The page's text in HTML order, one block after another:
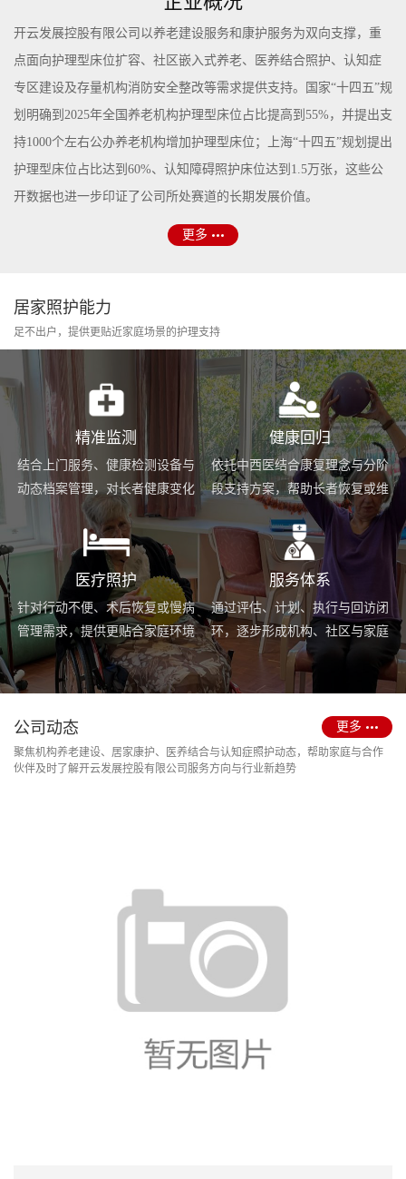
开云发展控股有限公司以养老建设服务和康护服务为双向支撑，重
点面向护理型床位扩容、社区嵌入式养老、医养结合照护、认知症
专区建设及存量机构消防安全整改等需求提供支持。国家“十四五”规
划明确到2025年全国养老机构护理型床位占比提高到55%，并提出支
持1000个左右公办养老机构增加护理型床位；上海“十四五”规划提出
护理型床位占比达到60%、认知障碍照护床位达到1.5万张，这些公
开数据也进一步印证了公司所处赛道的长期发展价值。
更多
居家照护能力
足不出户，提供更贴近家庭场景的护理支持
精准监测
结合上门服务、健康检测设备与
动态档案管理，对长者健康变化
进行持续跟踪与基础预警。
健康回归
依托中西医结合康复理念与分阶
段支持方案，帮助长者恢复或维
持身体功能，提升生活便利度。
医疗照护
针对行动不便、术后恢复或慢病
管理需求，提供更贴合家庭环境
的护理服务与用药协助支持。
服务体系
通过评估、计划、执行与回访闭
环，逐步形成机构、社区与家庭
场景协同的长期照护支持体系。
公司动态
聚焦机构养老建设、居家康护、医养结合与认知症照护动态，帮助家庭与合作
伙伴及时了解开云发展控股有限公司服务方向与行业新趋势
更多